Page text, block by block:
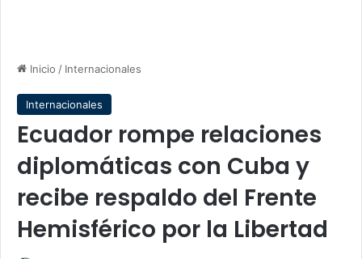
Inicio / Internacionales
Internacionales
Ecuador rompe relaciones
diplomáticas con Cuba y
recibe respaldo del Frente
Hemisférico por la Libertad